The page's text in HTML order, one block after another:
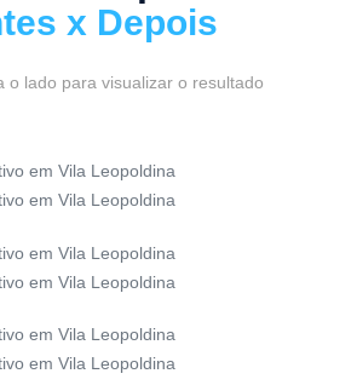
x Depois
o lado para visualizar o resultado